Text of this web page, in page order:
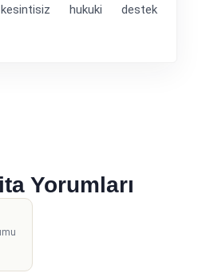
hukuki destek
Yorumları